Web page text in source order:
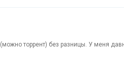
торрент) без разницы. У меня